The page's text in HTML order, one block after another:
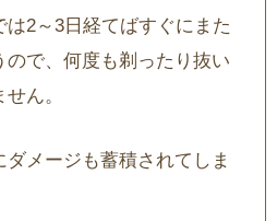
2～3日経てばすぐにまた
で、何度も剃ったり抜い
ん。
メージも蓄積されてしま